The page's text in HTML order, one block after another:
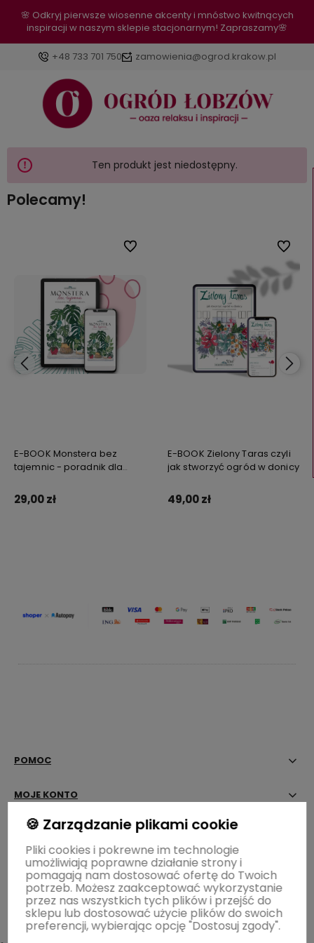
🌸 Odkryj pierwsze wiosenne akcenty i mnóstwo kwitnących
inspiracji w naszym sklepie stacjonarnym! Zapraszamy🌸
+48 733 701 750 zamowienia@ogrod.krakow.pl
Ten produkt jest niedostępny.
Polecamy!
E-BOOK Monstera bez
tajemnic - poradnik dla
tylko!
29,00 zł
Do ulubionych
E-BOOK Zielony Taras czyli
jak stworzyć ogród w donicy
49,00 zł
Do
POMOC
MOJE KONTO
PŁATNOŚCI I DOSTAWA
INFORMACJE
OGRÓD ŁOBZÓW
🍪 Zarządzanie plikami cookie
Pliki cookies i pokrewne im technologie
umożliwiają poprawne działanie strony i
pomagają nam dostosować ofertę do Twoich
potrzeb. Możesz zaakceptować wykorzystanie
przez nas wszystkich tych plików i przejść do
sklepu lub dostosować użycie plików do swoich
preferencji, wybierając opcję "Dostosuj zgody".